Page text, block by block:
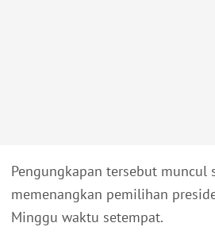
Pengungkapan tersebut muncul
memenangkan pemilihan
Minggu waktu setempat.